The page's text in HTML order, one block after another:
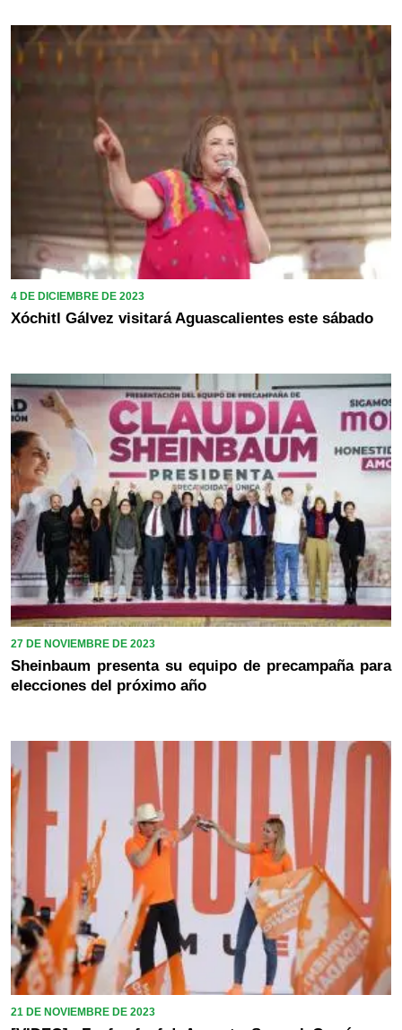
4 DE DICIEMBRE DE 2023
Xóchitl Gálvez visitará Aguascalientes este sábado
27 DE NOVIEMBRE DE 2023
Sheinbaum presenta su equipo de precampaña para
elecciones del próximo año
21 DE NOVIEMBRE DE 2023